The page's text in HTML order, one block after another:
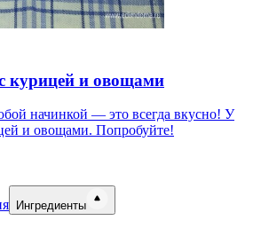
курицей и овощами
начинкой — это всегда вкусно! У
и овощами. Попробуйте!
Ингредиенты